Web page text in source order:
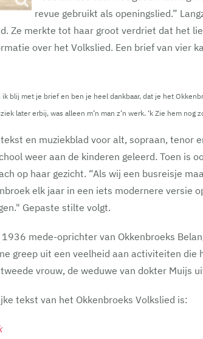
revue gebruikt als openingslied.”
Ze merkte tot haar groot verdriet dat het
over het Volkslied. Een brief van vier
ik blij met je brief en ben je heel dankbaar, dat je het
later erbij, was alleen m’n man z’n werk. ‘k Zie hem
en muziekblad voor alt, sopraan, tenor
weer aan de kinderen geleerd. Toen is
op haar gezicht. “Als wij een busreisje
elk jaar in een iets modernere versie
Gepaste stilte volgt.
mede-oprichter van Okkenbroeks
greep uit een veelheid aan activiteiten die
vrouw, de weduwe van dokter Muijs
tekst van het Okkenbroeks Volkslied is: